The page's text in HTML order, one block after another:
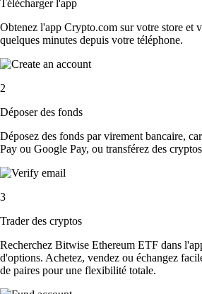
Télécharger l'app
Obtenez l'app Crypto.com sur votre store et
quelques minutes depuis votre téléphone.
2
Déposer des fonds
Déposez des fonds par virement bancaire,
Pay ou Google Pay, ou transférez des
3
Trader des cryptos
Recherchez Bitwise Ethereum ETF dans
d'options. Achetez, vendez ou échangez
de paires pour une flexibilité totale.